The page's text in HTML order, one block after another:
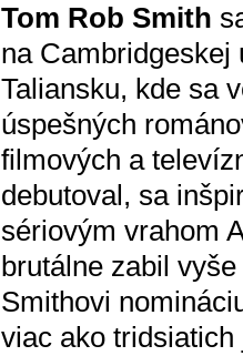
Tom Rob Smith
na Cambridgeskej
Taliansku, kde sa
úspešných
filmových a
debutoval, sa
sériovým vrahom
brutálne zabil
Smithovi
viac ako tridsiatich